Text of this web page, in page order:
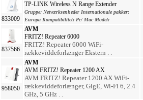
833009
TP-LINK Wireless N Range Extender
Gruppe: Netværksenheder Internationale pakker:
Europa Kompatibilitet: Pc/ Mac Model:
837566
AVM
FRITZ! Repeater 6000
FRITZ! Repeater 6000 WiFi-
rækkeviddeforlænger Ekstern . .
958050
AVM
AVM FRITZ! Repeater 1200 AX
AVM FRITZ! Repeater 1200 AX WiFi-
rækkeviddeforlænger, GigE, Wi-Fi 6, 2.4
GHz, 5 GHz . .